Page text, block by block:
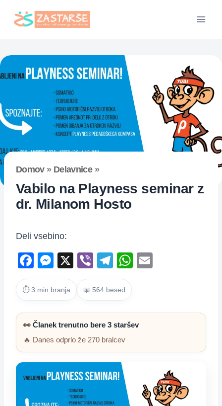
Domov» Delavnice»
Vabilo na Playness seminar z
dr. Milanom Hosto
Deli vsebino:
F
a
c
e
b
o
o
k
M
e
ss
e
n
g
er
X
Vi
b
er
T
el
e
gr
a
m
W
s
A
p
⏱ 3 min branja 📖 564 besed
👀 Članek trenutno bere 3 staršev
🔥 Danes odprlo že 270 bralcev